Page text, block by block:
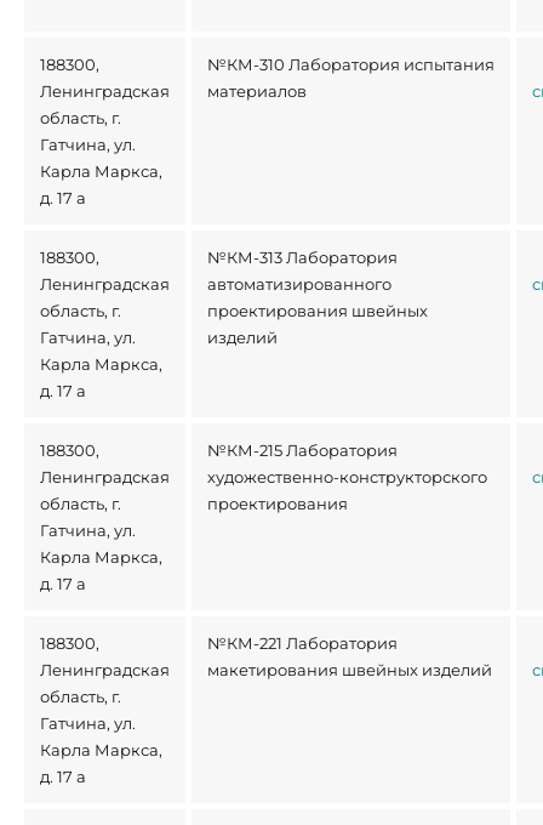
188300,
Ленинградская
область, г.
Гатчина, ул.
Карла Маркса,
д. 17 а
№КМ-310 Лаборатория испытания
материалов
188300,
Ленинградская
область, г.
Гатчина, ул.
Карла Маркса,
д. 17 а
№КМ-313 Лаборатория
автоматизированного
проектирования швейных
изделий
188300,
Ленинградская
область, г.
Гатчина, ул.
Карла Маркса,
д. 17 а
№КМ-215 Лаборатория
художественно-конструкторского
проектирования
188300,
Ленинградская
область, г.
Гатчина, ул.
Карла Маркса,
д. 17 а
№КМ-221 Лаборатория
макетирования швейных изделий